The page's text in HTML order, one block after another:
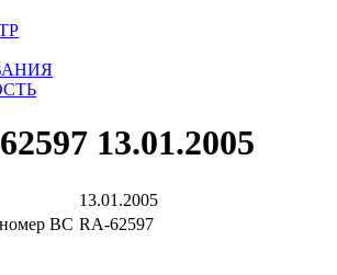
13.01.2005
13.01.2005
ВС RА-62597